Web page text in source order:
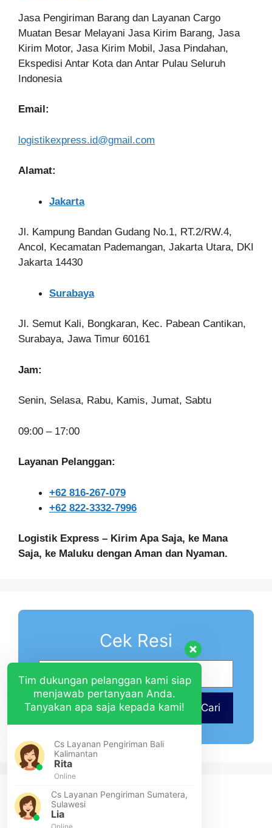
Jasa Pengiriman Barang dan Layanan Cargo
Muatan Besar Melayani Jasa Kirim Barang, Jasa
Kirim Motor, Jasa Kirim Mobil, Jasa Pindahan,
Ekspedisi Antar Kota dan Antar Pulau Seluruh
Indonesia
Email:
logistikexpress.id@gmail.com
Alamat:
Jakarta
Jl. Kampung Bandan Gudang No.1, RT.2/RW.4,
Ancol, Kecamatan Pademangan, Jakarta Utara, DKI
Jakarta 14430
Surabaya
Jl. Semut Kali, Bongkaran, Kec. Pabean Cantikan,
Surabaya, Jawa Timur 60161
Jam:
Senin, Selasa, Rabu, Kamis, Jumat, Sabtu
09:00 – 17:00
Layanan Pelanggan:
+62 816-267-079
+62 822-3332-7996
Logistik Express – Kirim Apa Saja, ke Mana
Saja, ke Maluku dengan Aman dan Nyaman.
Cek Resi
Cari
Tim dukungan pelanggan kami siap
menjawab pertanyaan Anda.
Tanyakan apa saja kepada kami!
Cs Layanan Pengiriman Bali
Kalimantan
Rita
Online
Cs Layanan Pengiriman Sumatera,
Sulawesi
Lia